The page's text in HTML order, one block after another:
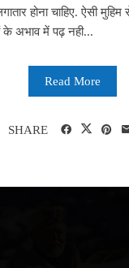
होना चाहिए. ऐसी
के अभाव में पढ़ नही...
Read More
SHARE